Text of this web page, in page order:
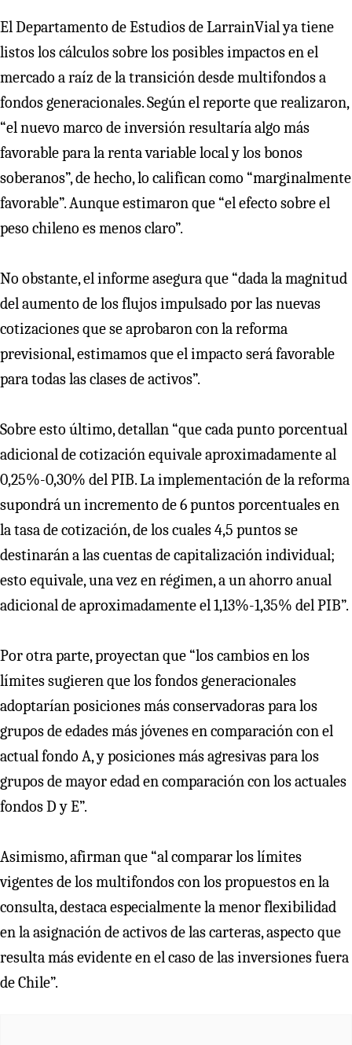
El Departamento de Estudios de LarrainVial ya tiene
listos los cálculos sobre los posibles impactos en el
mercado a raíz de la transición desde multifondos a
fondos generacionales. Según el reporte que realizaron,
“el nuevo marco de inversión resultaría algo más
favorable para la renta variable local y los bonos
soberanos”, de hecho, lo califican como “marginalmente
favorable”. Aunque estimaron que “el efecto sobre el
peso chileno es menos claro”.
No obstante, el informe asegura que “dada la magnitud
del aumento de los flujos impulsado por las nuevas
cotizaciones que se aprobaron con la reforma
previsional, estimamos que el impacto será favorable
para todas las clases de activos”.
Sobre esto último, detallan “que cada punto porcentual
adicional de cotización equivale aproximadamente al
0,25%-0,30% del PIB. La implementación de la reforma
supondrá un incremento de 6 puntos porcentuales en
la tasa de cotización, de los cuales 4,5 puntos se
destinarán a las cuentas de capitalización individual;
esto equivale, una vez en régimen, a un ahorro anual
adicional de aproximadamente el 1,13%-1,35% del PIB”.
Por otra parte, proyectan que “los cambios en los
límites sugieren que los fondos generacionales
adoptarían posiciones más conservadoras para los
grupos de edades más jóvenes en comparación con el
actual fondo A, y posiciones más agresivas para los
grupos de mayor edad en comparación con los actuales
fondos D y E”.
Asimismo, afirman que “al comparar los límites
vigentes de los multifondos con los propuestos en la
consulta, destaca especialmente la menor flexibilidad
en la asignación de activos de las carteras, aspecto que
resulta más evidente en el caso de las inversiones fuera
de Chile”.